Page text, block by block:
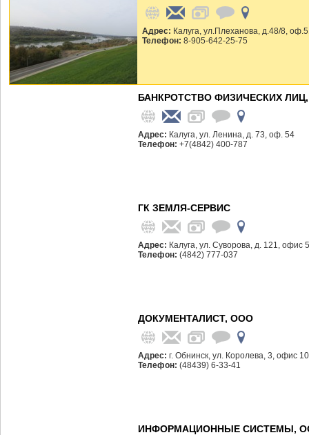
Адрес: Калуга, ул.Плеханова, д.48/8,
Телефон: 8-905-642-25-75
БАНКРОТСТВО ФИЗИЧЕСКИХ
Адрес: Калуга, ул. Ленина, д. 73, оф. 54
Телефон: +7(4842) 400-787
ГК ЗЕМЛЯ-СЕРВИС
Адрес: Калуга, ул. Суворова, д. 121, офис
Телефон: (4842) 777-037
ДОКУМЕНТАЛИСТ, ООО
Адрес: г. Обнинск, ул. Королева, 3, офис 10
Телефон: (48439) 6-33-41
ИНФОРМАЦИОННЫЕ СИСТЕМЫ,